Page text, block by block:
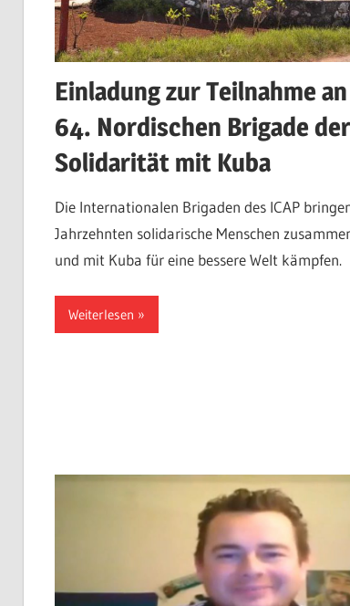
Einladung zur Teilnahme
64. Nordischen Brigade der
Solidarität mit Kuba
Die Internationalen Brigaden des ICAP
Jahrzehnten solidarische Menschen
und mit Kuba für eine bessere Welt kämpfen.
Weiterlesen